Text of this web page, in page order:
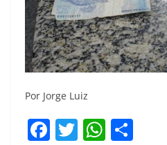
Por Jorge Luiz
F T W